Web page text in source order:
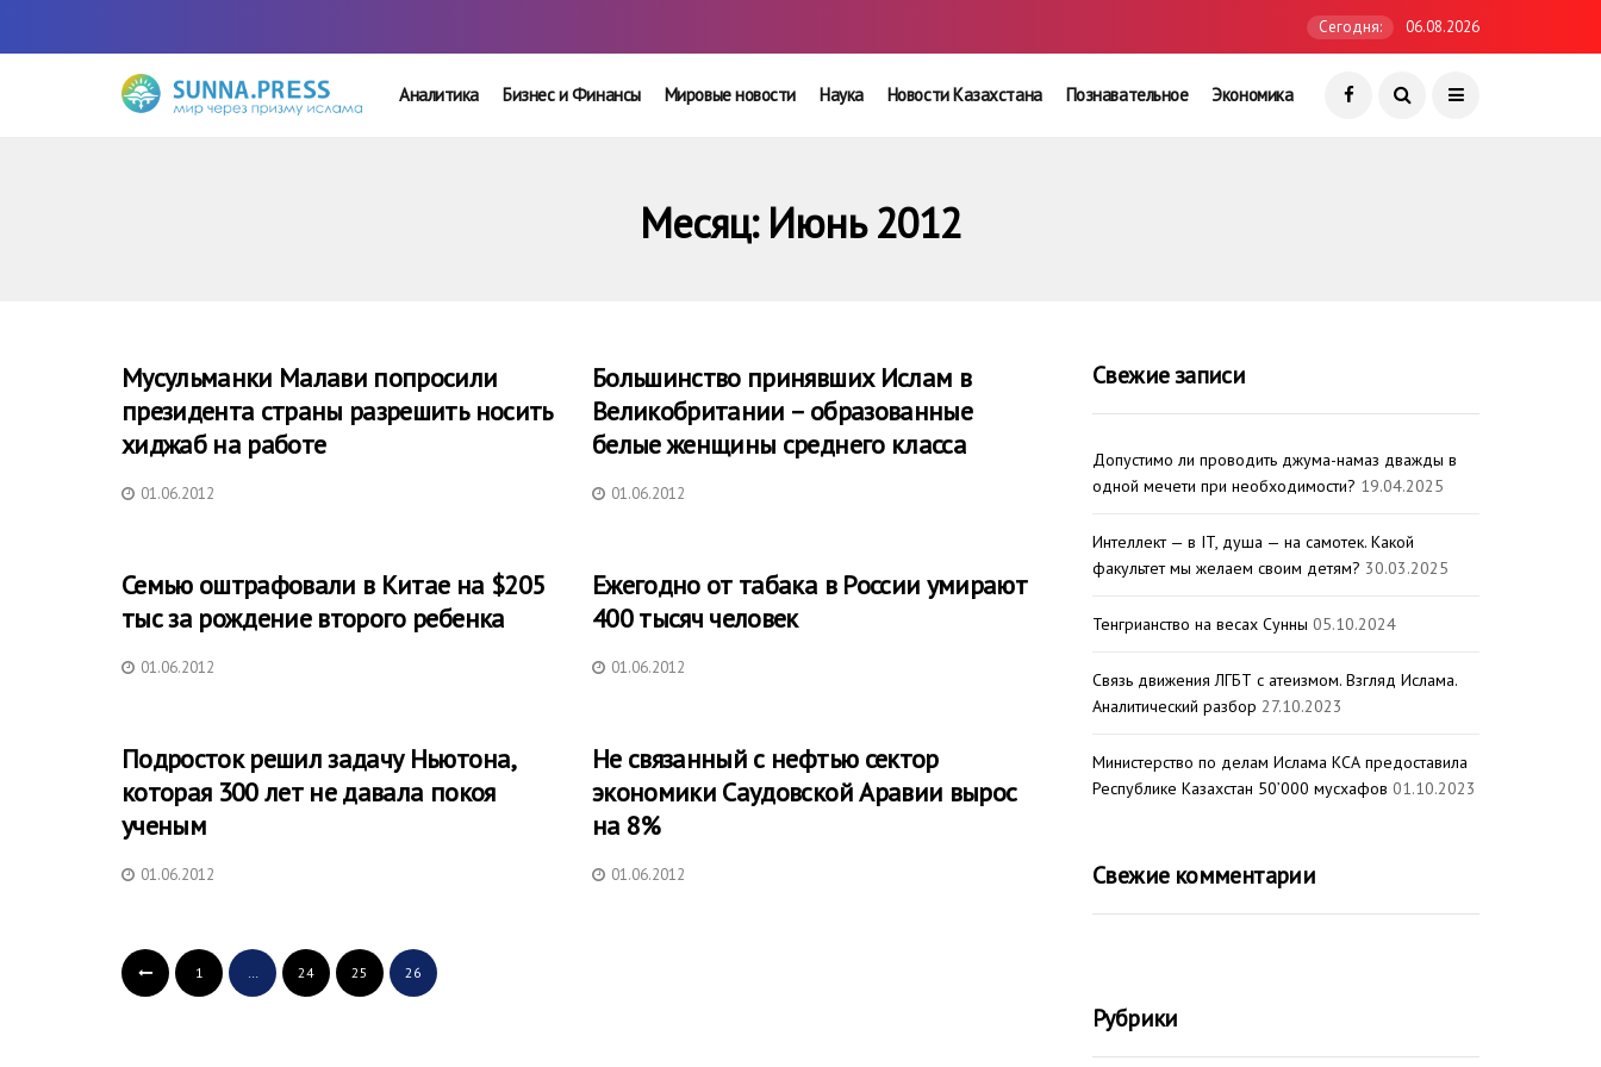
Сегодня: 06.08.2026
Аналитика Бизнес и Финансы Мировые новости Наука Новости Казахстана Познавательное Экономика
Месяц:Июнь 2012
Мусульманки Малави попросили
президента страны разрешить носить
хиджаб на работе
01.06.2012
Большинство принявших Ислам в
Великобритании – образованные
белые женщины среднего класса
01.06.2012
Семью оштрафовали в Китае на $205
тыс за рождение второго ребенка
01.06.2012
Ежегодно от табака в России умирают
400 тысяч человек
01.06.2012
Подросток решил задачу Ньютона,
которая 300 лет не давала покоя
ученым
01.06.2012
Не связанный с нефтью сектор
экономики Саудовской Аравии вырос
на 8%
01.06.2012
1 … 24 25 26
Свежие записи
Допустимо ли проводить джума-намаз дважды в
одной мечети при необходимости? 19.04.2025
Интеллект — в IT, душа — на самотек. Какой
факультет мы желаем своим детям? 30.03.2025
Тенгрианство на весах Сунны 05.10.2024
Связь движения ЛГБТ с атеизмом. Взгляд Ислама.
Аналитический разбор 27.10.2023
Министерство по делам Ислама КСА предоставила
Республике Казахстан 50’000 мусхафов 01.10.2023
Свежие комментарии
Рубрики